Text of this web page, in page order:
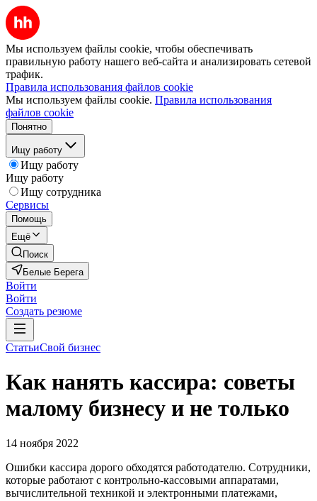
Мы используем файлы cookie, чтобы обеспечивать
правильную работу нашего веб-сайта и анализировать сетевой
трафик.
Правила использования файлов cookie
Мы используем файлы cookie. Правила использования
файлов cookie
Понятно
Ищу работу
Ищу работу
Ищу работу
Ищу сотрудника
Сервисы
Помощь
Ещё
Поиск
Белые Берега
Войти
Войти
Создать резюме
СтатьиСвой бизнес
Как нанять кассира: советы
малому бизнесу и не только
14 ноября 2022
Ошибки кассира дорого обходятся работодателю. Сотрудники,
которые работают с контрольно-кассовыми аппаратами,
вычислительной техникой и электронными платежами,